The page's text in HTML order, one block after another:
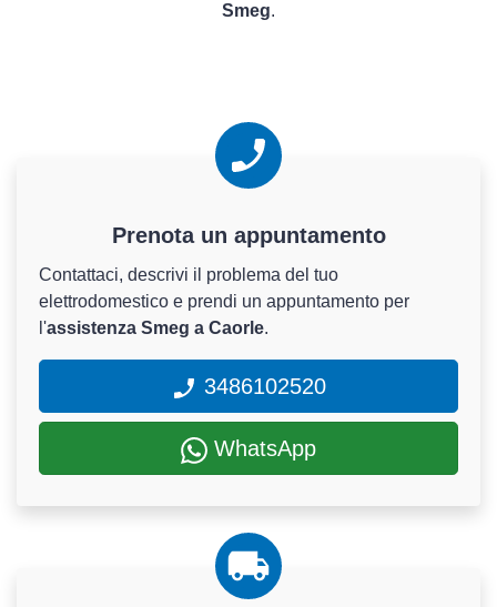
Smeg.
Prenota un appuntamento
Contattaci, descrivi il problema del tuo
elettrodomestico e prendi un appuntamento per
l'assistenza Smeg a Caorle.
3486102520
WhatsApp